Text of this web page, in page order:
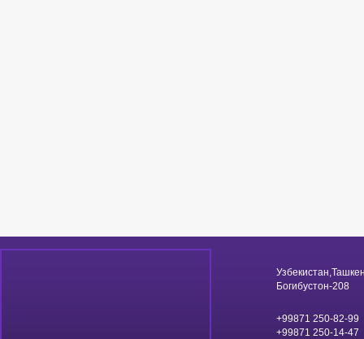
Богибустон-208
+99871 250-82-99
+99871 250-14-47